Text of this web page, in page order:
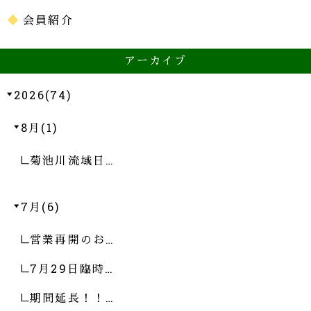
会員紹介
アーカイブ
2026(74)
8月(1)
菊池川流域日…
7月(6)
営業再開のお…
7月29日臨時…
期間延長！！…